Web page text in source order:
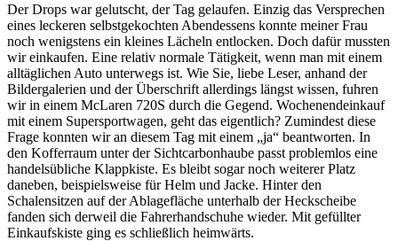
Der Drops war gelutscht, der Tag gelaufen. Einzig das Versprechen
eines leckeren selbstgekochten Abendessens konnte meiner Frau
noch wenigstens ein kleines Lächeln entlocken. Doch dafür mussten
wir einkaufen. Eine relativ normale Tätigkeit, wenn man mit einem
alltäglichen Auto unterwegs ist. Wie Sie, liebe Leser, anhand der
Bildergalerien und der Überschrift allerdings längst wissen, fuhren
wir in einem McLaren 720S durch die Gegend. Wochenendeinkauf
mit einem Supersportwagen, geht das eigentlich? Zumindest diese
Frage konnten wir an diesem Tag mit einem „ja“ beantworten. In
den Kofferraum unter der Sichtcarbonhaube passt problemlos eine
handelsübliche Klappkiste. Es bleibt sogar noch weiterer Platz
daneben, beispielsweise für Helm und Jacke. Hinter den
Schalensitzen auf der Ablagefläche unterhalb der Heckscheibe
fanden sich derweil die Fahrerhandschuhe wieder. Mit gefüllter
Einkaufskiste ging es schließlich heimwärts.